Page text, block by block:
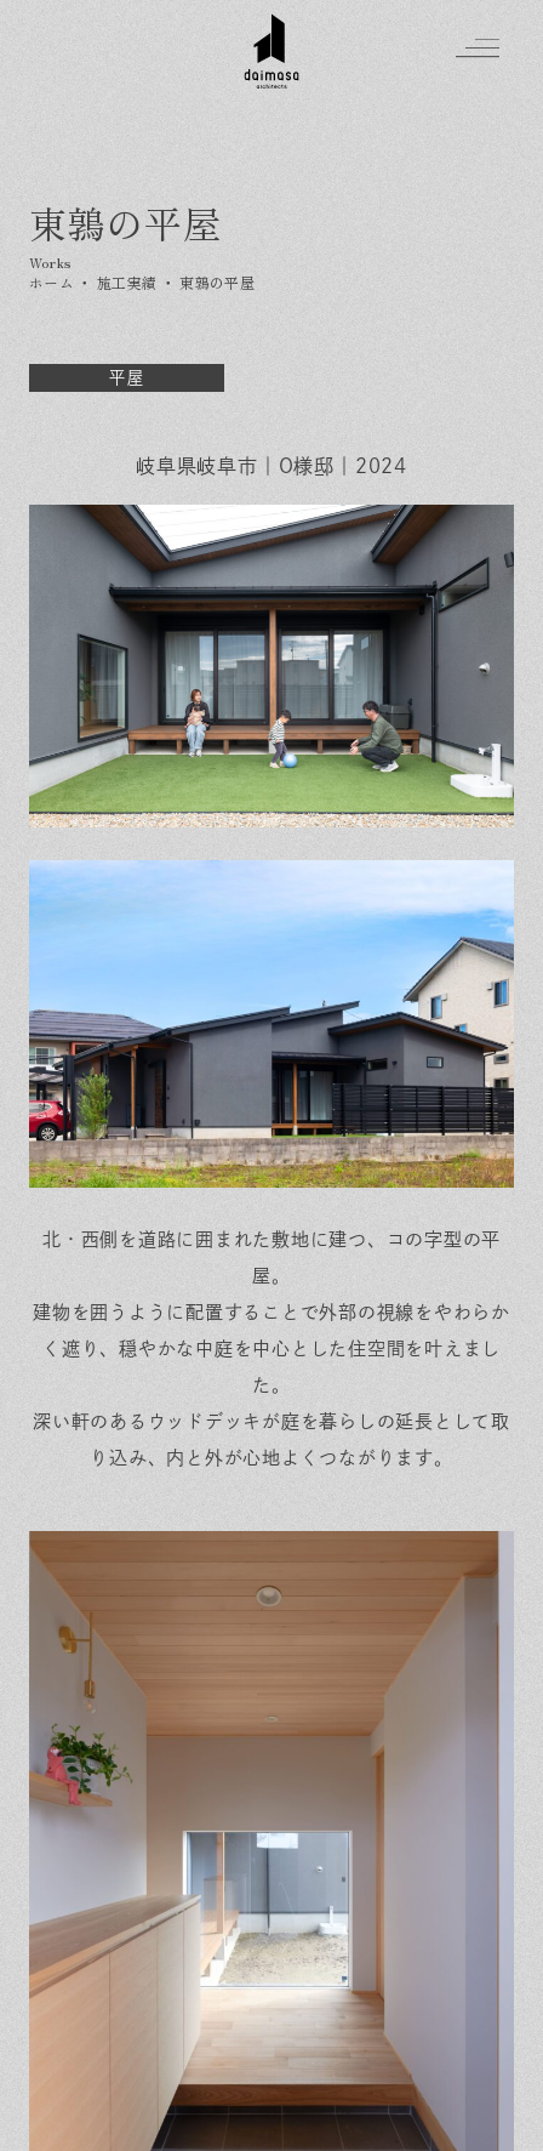
東鶉の平屋
ホーム ・ 施工実績 ・東鶉の平屋
平屋
岐阜県岐阜市｜O様邸｜2024
北・西側を道路に囲まれた敷地に建つ、コの字型の平
屋。
建物を囲うように配置することで外部の視線をやわらか
く遮り、穏やかな中庭を中心とした住空間を叶えまし
た。
深い軒のあるウッドデッキが庭を暮らしの延長として取
り込み、内と外が心地よくつながります。
Greeting
はじめましての方へ
Made in DAIMASA
オーダーメイドの住まい
住まいの特性
家づくりの流れ
保証とサポート
ヒノキプロジェクト
施工実績
イベントを探す
気軽に相談会
よくある質問
お客様の声
木材辞典
Topics
スタッフ紹介
採用情報
資料請求
お問い合わせ
In
st
ag
m
Fa
ce
bo
LI
N
E
Event Contact